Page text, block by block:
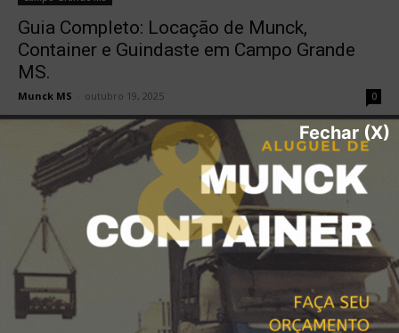
Guia Completo: Locação de Munck,
Container e Guindaste em Campo Grande
MS.
Munck MS outubro 19, 2025 0
1 2
- Advertisment -
Fechar (X)